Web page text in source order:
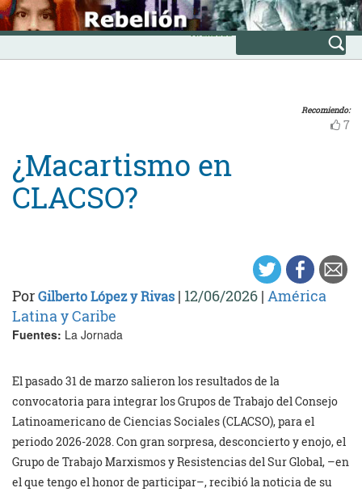
Skip
to
content
INICIO
Avanzada
Recomiendo:
7
¿Macartismo en
CLACSO?
PorGilberto López y Rivas | 12/06/2026 | América
Latina y Caribe
Fuentes: La Jornada
El pasado 31 de marzo salieron los resultados de la
convocatoria para integrar los Grupos de Trabajo del Consejo
Latinoamericano de Ciencias Sociales (CLACSO), para el
periodo 2026-2028. Con gran sorpresa, desconcierto y enojo, el
Grupo de Trabajo Marxismos y Resistencias del Sur Global, –en
el que tengo el honor de participar–, recibió la noticia de su